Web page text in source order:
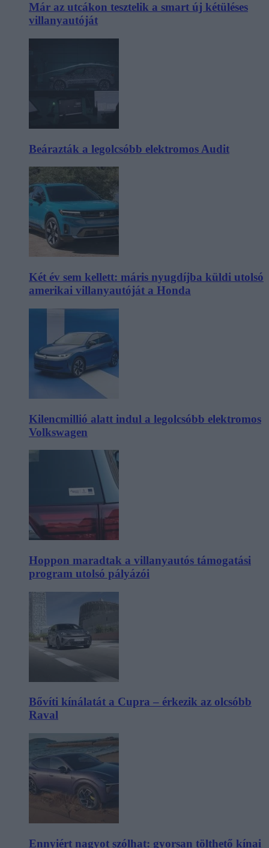
Már az utcákon tesztelik a smart új kétüléses
villanyautóját
Beárazták a legolcsóbb elektromos Audit
Két év sem kellett: máris nyugdíjba küldi utolsó
amerikai villanyautóját a Honda
Kilencmillió alatt indul a legolcsóbb elektromos
Volkswagen
Hoppon maradtak a villanyautós támogatási
program utolsó pályázói
Bővíti kínálatát a Cupra – érkezik az olcsóbb
Raval
Ennyiért nagyot szólhat: gyorsan tölthető kínai